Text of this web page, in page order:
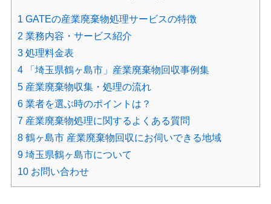
1 GATEの産業廃棄物処理サービスの特徴
2 業務内容・サービス紹介
3 処理料金表
4 「埼玉県鶴ヶ島市」産業廃棄物回収事例集
5 産業廃棄物収集・処理の流れ
6 業者を選ぶ時のポイントは？
7 産業廃棄物処理に関するよくある質問
8 鶴ヶ島市 産業廃棄物回収にお伺いできる地域
9 埼玉県鶴ヶ島市について
10 お問い合わせ